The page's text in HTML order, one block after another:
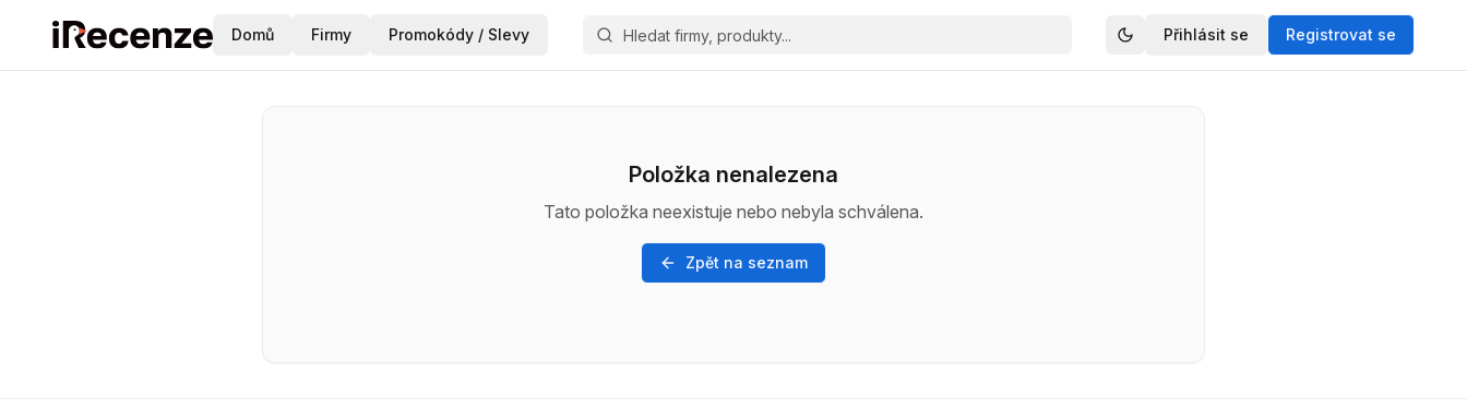
Domů Firmy Promokódy / Slevy Přihlásit se Registrovat se
Položka nenalezena
Tato položka neexistuje nebo nebyla schválena.
Zpět na seznam